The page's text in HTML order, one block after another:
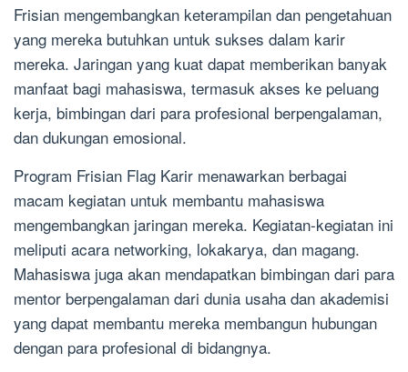
Frisian mengembangkan keterampilan dan pengetahuan
yang mereka butuhkan untuk sukses dalam karir
mereka. Jaringan yang kuat dapat memberikan banyak
manfaat bagi mahasiswa, termasuk akses ke peluang
kerja, bimbingan dari para profesional berpengalaman,
dan dukungan emosional.
Program Frisian Flag Karir menawarkan berbagai
macam kegiatan untuk membantu mahasiswa
mengembangkan jaringan mereka. Kegiatan-kegiatan ini
meliputi acara networking, lokakarya, dan magang.
Mahasiswa juga akan mendapatkan bimbingan dari para
mentor berpengalaman dari dunia usaha dan akademisi
yang dapat membantu mereka membangun hubungan
dengan para profesional di bidangnya.